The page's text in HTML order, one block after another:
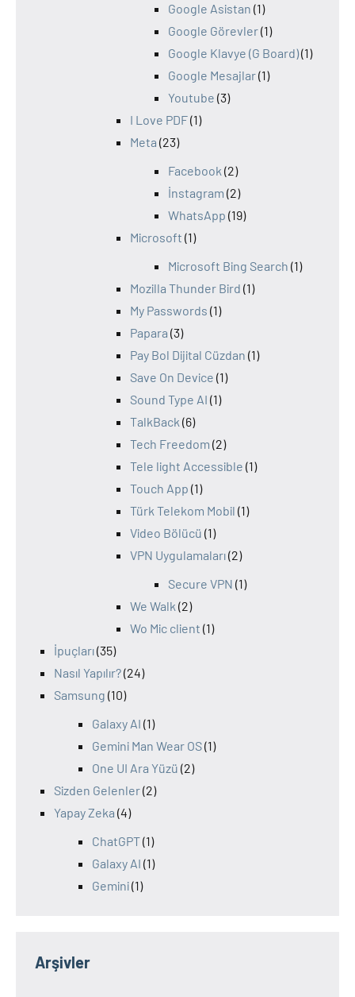
Google Asistan (1)
Google Görevler(1)
Google Klavye (G Board)(1)
Google Mesajlar(1)
Youtube (3)
I Love PDF(1)
Meta (23)
Facebook (2)
İnstagram (2)
WhatsApp (19)
Microsoft (1)
Microsoft Bing Search (1)
Mozilla Thunder Bird (1)
My Passwords (1)
Papara (3)
Pay Bol Dijital Cüzdan (1)
Save On Device (1)
Sound Type AI (1)
TalkBack (6)
Tech Freedom (2)
Tele light Accessible (1)
Touch App (1)
Türk Telekom Mobil (1)
Video Bölücü (1)
VPN Uygulamaları(2)
Secure VPN (1)
We Walk (2)
Wo Mic client (1)
İpuçları(35)
Nasıl Yapılır?(24)
Samsung (10)
Galaxy AI (1)
Gemini Man Wear OS(1)
One UI Ara Yüzü (2)
Sizden Gelenler(2)
Yapay Zeka (4)
ChatGPT(1)
Galaxy AI (1)
Gemini(1)
Arşivler